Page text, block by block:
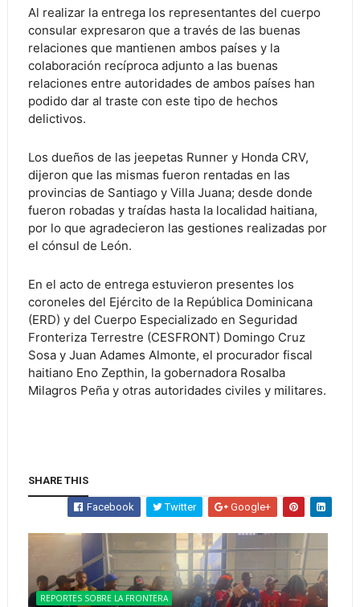
Al realizar la entrega los representantes del cuerpo
consular expresaron que a través de las buenas
relaciones que mantienen ambos países y la
colaboración recíproca adjunto a las buenas
relaciones entre autoridades de ambos países han
podido dar al traste con este tipo de hechos
delictivos.
Los dueños de las jeepetas Runner y Honda CRV,
dijeron que las mismas fueron rentadas en las
provincias de Santiago y Villa Juana; desde donde
fueron robadas y traídas hasta la localidad haitiana,
por lo que agradecieron las gestiones realizadas por
el cónsul de León.
En el acto de entrega estuvieron presentes los
coroneles del Ejército de la República Dominicana
(ERD) y del Cuerpo Especializado en Seguridad
Fronteriza Terrestre (CESFRONT) Domingo Cruz
Sosa y Juan Adames Almonte, el procurador fiscal
haitiano Eno Zepthin, la gobernadora Rosalba
Milagros Peña y otras autoridades civiles y militares.
SHARE THIS
Facebook Twitter Google+
REPORTES SOBRE LA FRONTERA